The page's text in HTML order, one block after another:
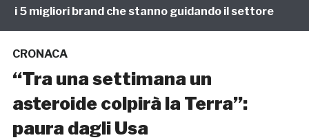
migliori brand che stanno guidando il settore
CRONACA
“Tra una settimana un
asteroide colpirà la Terra”:
paura dagli Usa